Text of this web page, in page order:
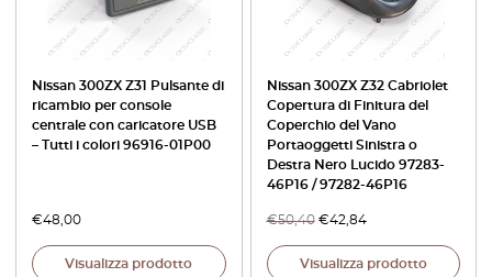
Nissan 300ZX Z31 Pulsante di
ricambio per console
centrale con caricatore USB
– Tutti i colori 96916-01P00
€48,00
Visualizza prodotto
Nissan 300ZX Z32 Cabriolet
Copertura di Finitura del
Coperchio del Vano
Portaoggetti Sinistra o
Destra Nero Lucido 97283-
46P16 / 97282-46P16
€50,40 €42,84
Visualizza prodotto